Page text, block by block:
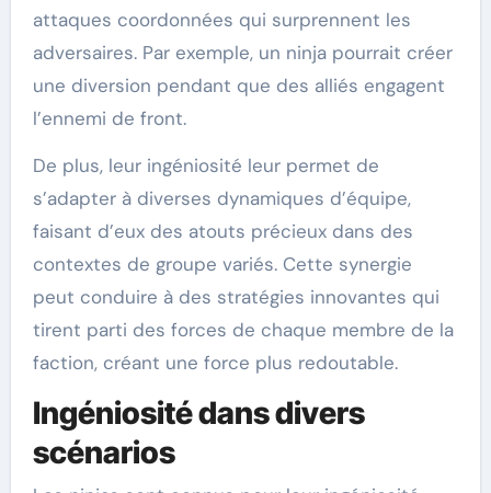
attaques coordonnées qui surprennent les
adversaires. Par exemple, un ninja pourrait créer
une diversion pendant que des alliés engagent
l’ennemi de front.
De plus, leur ingéniosité leur permet de
s’adapter à diverses dynamiques d’équipe,
faisant d’eux des atouts précieux dans des
contextes de groupe variés. Cette synergie
peut conduire à des stratégies innovantes qui
tirent parti des forces de chaque membre de la
faction, créant une force plus redoutable.
Ingéniosité dans divers
scénarios